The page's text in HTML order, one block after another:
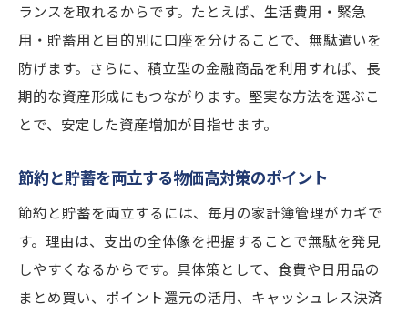
ランスを取れるからです。たとえば、生活費用・緊急
用・貯蓄用と目的別に口座を分けることで、無駄遣いを
防げます。さらに、積立型の金融商品を利用すれば、長
期的な資産形成にもつながります。堅実な方法を選ぶこ
とで、安定した資産増加が目指せます。
節約と貯蓄を両立する物価高対策のポイント
節約と貯蓄を両立するには、毎月の家計簿管理がカギで
す。理由は、支出の全体像を把握することで無駄を発見
しやすくなるからです。具体策として、食費や日用品の
まとめ買い、ポイント還元の活用、キャッシュレス決済